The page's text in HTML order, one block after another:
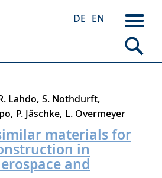
DE EN
Lahdo S. Nothdurft
P. Jäschke L. Overmeyer
materials for
in
and